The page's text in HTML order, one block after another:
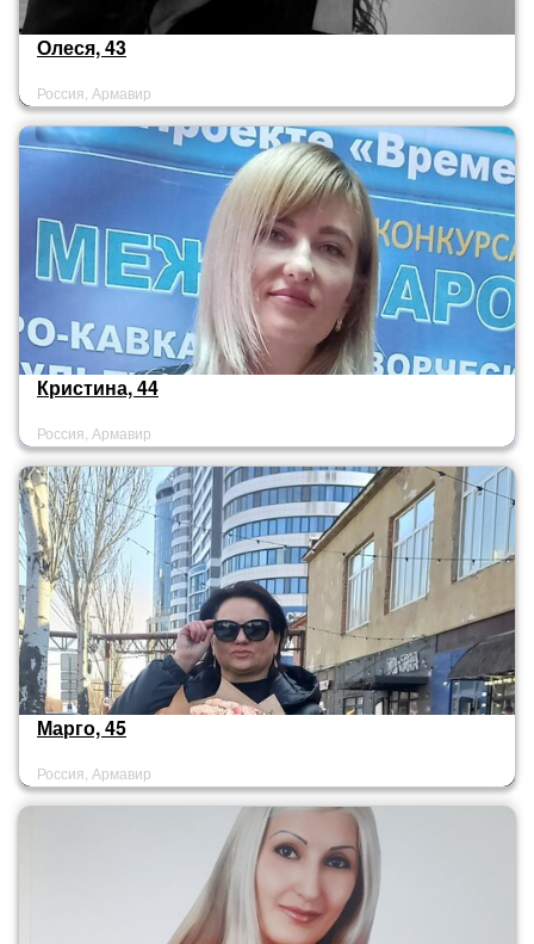
Олеся, 43
Россия, Армавир
Кристина, 44
Россия, Армавир
Марго, 45
Россия, Армавир